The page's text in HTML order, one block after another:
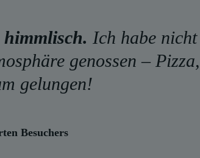
Ich habe
genossen –
gelungen!
Besuchers